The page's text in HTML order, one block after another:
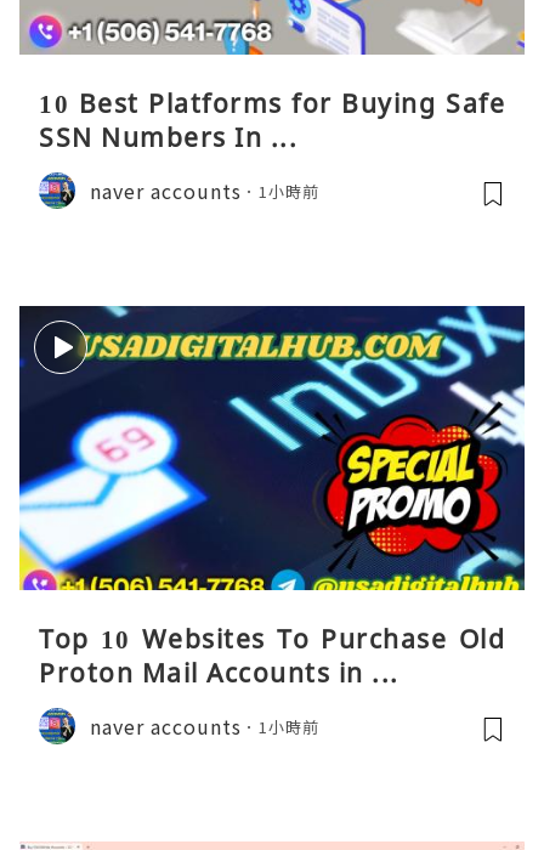
10 Best Platforms for Buying Safe
SSN Numbers In ...
naver accounts 1小時前
Top 10 Websites To Purchase Old
Proton Mail Accounts in ...
naver accounts 1小時前